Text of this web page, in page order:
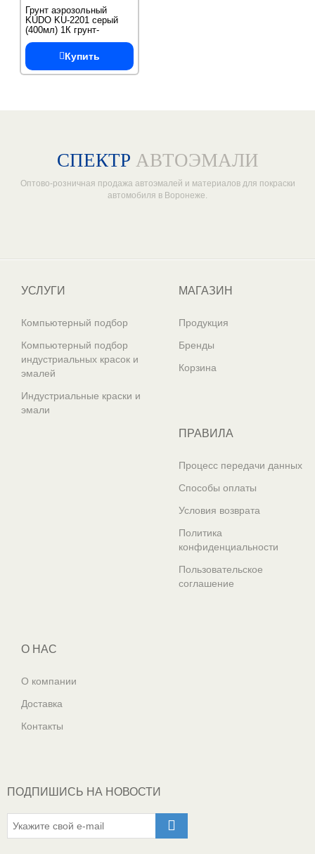
Грунт аэрозольный
KUDO KU-2201 серый
(400мл) 1К грунт-
наполнитель
Купить
СПЕКТР АВТОЭМАЛИ
Оптово-розничная продажа автоэмалей и материалов для покраски
автомобиля в Воронеже.
УСЛУГИ
Компьютерный подбор
Компьютерный подбор
индустриальных красок и
эмалей
Индустриальные краски и
эмали
МАГАЗИН
Продукция
Бренды
Корзина
ПРАВИЛА
Процесс передачи данных
Способы оплаты
Условия возврата
Политика
конфиденциальности
Пользовательское
соглашение
О НАС
О компании
Доставка
Контакты
ПОДПИШИСЬ НА НОВОСТИ